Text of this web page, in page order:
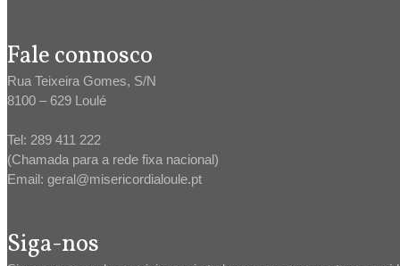
Fale connosco
Rua Teixeira Gomes, S/N
8100 – 629 Loulé
Tel: 289 411 222
(Chamada para a rede fixa nacional)
Email: geral@misericordialoule.pt
Siga-nos